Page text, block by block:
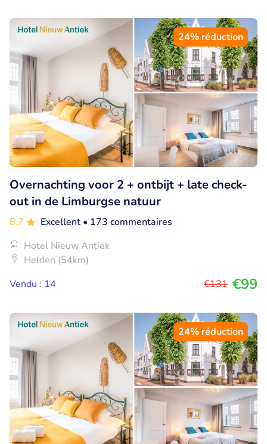
24% réduction
Overnachting voor 2 + ontbijt + late check-
out in de Limburgse natuur
8.7 Excellent • 173 commentaires
Hotel Nieuw Antiek
Helden (54km)
Vendu : 14
€131 €99
24% réduction